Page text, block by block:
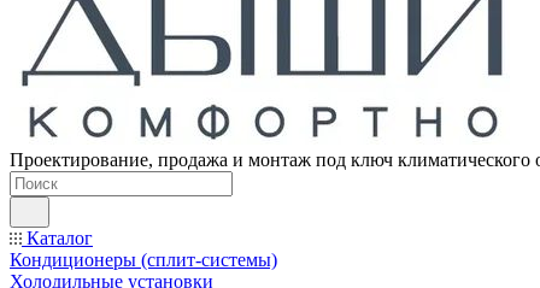
Проектирование, продажа и монтаж под ключ климатического
Каталог
Кондиционеры (сплит-системы)
Холодильные установки